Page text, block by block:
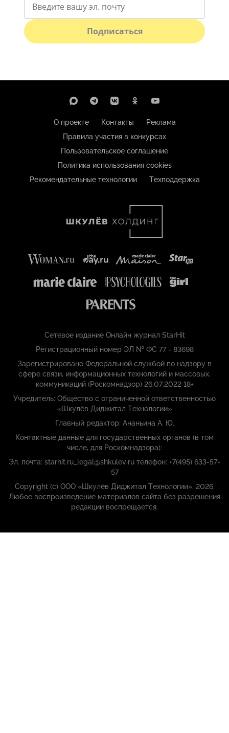
Подписаться
О проекте Контакты
Реклама
Правила участия в конкурсах
Пользовательское соглашение
Политика использования cookies
Рекомендательные технологии
Техподдержка
Сетевое издание Онлайн журнал StarHit
Регистрационный номер ЭЛ № ФС 77 - 83698
Зарегистрировано Федеральной службой по надзору в
сфере связи, информационных технологий и массовых,
коммуникаций (Роскомнадзор) 26.07.2022 18+
Учредитель: Общество с ограниченной ответственностью
«Шкулёв Диджитал Технологии»
Главный редактор: Ананьина А. Ю.
Контактные данные для государственных органов (в том
числе, для Роскомнадзора):
Эл. почта: starhit.ru_legal@shkulev.ru телефон: +7(495) 633-57-
57
Copyright (с) ООО «Шкулёв Диджитал Технологии», 2026.
Любое воспроизведение материалов сайта без разрешения
редакции воспрещается.